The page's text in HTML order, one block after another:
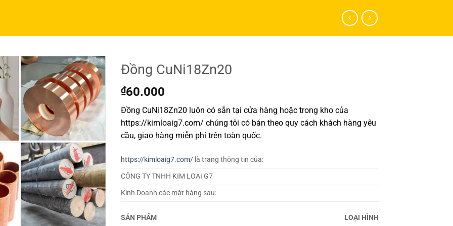
Đồng CuNi18Zn20
₫60.000
Đồng CuNi18Zn20 luôn có sẵn tại cửa hàng hoặc trong kho của
https://kimloaig7.com/ chúng tôi có bán theo quy cách khách hàng yêu
cầu, giao hàng miễn phí trên toàn quốc.
https://kimloaig7.com/ là trang thông tin của:
CÔNG TY TNHH KIM LOẠI G7
Kinh Doanh các mặt hàng sau:
SẢN PHẨM LOẠI HÌNH